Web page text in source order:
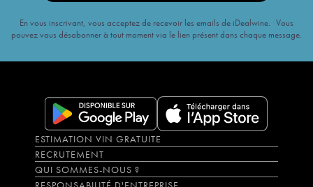
En vous inscrivant, vous acceptez de recevoir les emails de iDealwine. Vous
pouvez vous désabonner à tout moment via le lien présent dans chaque message.
ESTIMATION VIN GRATUITE
RECRUTEMENT
QUI SOMMES-NOUS ?